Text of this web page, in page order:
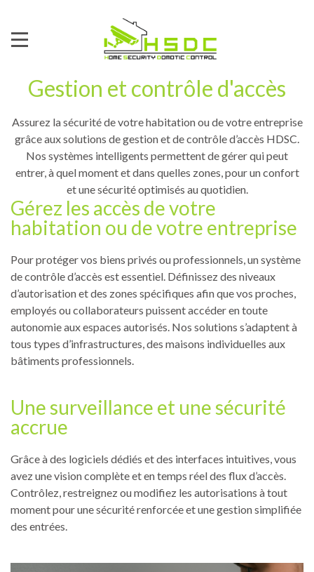
Gestion et contrôle d'accès
Assurez la sécurité de votre habitation ou de votre entreprise
grâce aux solutions de gestion et de contrôle d’accès HDSC.
Nos systèmes intelligents permettent de gérer qui peut
entrer, à quel moment et dans quelles zones, pour un confort
et une sécurité optimisés au quotidien.
Gérez les accès de votre
habitation ou de votre entreprise
Pour protéger vos biens privés ou professionnels, un système
de contrôle d’accès est essentiel. Définissez des niveaux
d’autorisation et des zones spécifiques afin que vos proches,
employés ou collaborateurs puissent accéder en toute
autonomie aux espaces autorisés. Nos solutions s’adaptent à
tous types d’infrastructures, des maisons individuelles aux
bâtiments professionnels.
Une surveillance et une sécurité
accrue
Grâce à des logiciels dédiés et des interfaces intuitives, vous
avez une vision complète et en temps réel des flux d’accès.
Contrôlez, restreignez ou modifiez les autorisations à tout
moment pour une sécurité renforcée et une gestion simplifiée
des entrées.